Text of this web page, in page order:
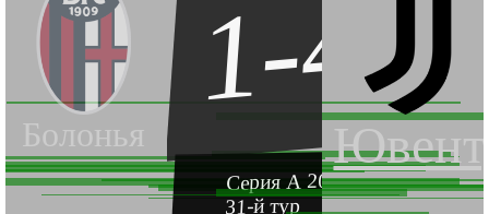
Болонья
1-4
Серия А 2000-2001
31-й тур